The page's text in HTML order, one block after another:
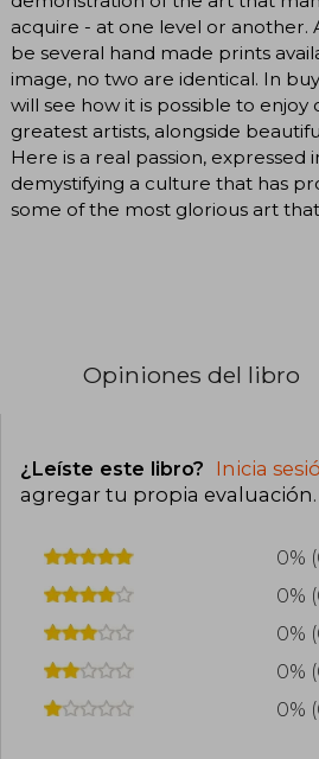
acquire - at one level or another.
be several hand made prints
image, no two are identical. In
will see how it is possible to enjoy
greatest artists, alongside
Here is a real passion, expressed
demystifying a culture that has
some of the most glorious art
Opiniones del libro
¿Leíste este libro? Inicia
agregar tu propia evaluación.
0%
0%
0%
0%
0%